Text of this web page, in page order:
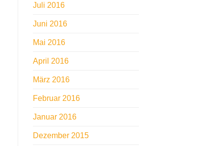
Juli 2016
Juni 2016
Mai 2016
April 2016
März 2016
Februar 2016
Januar 2016
Dezember 2015